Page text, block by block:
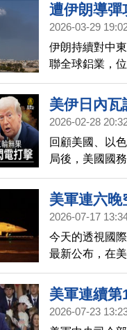
遭伊朗導彈
2026-03-29
伊朗持續對中
聯全球鋁業，
中，遭到嚴重
美伊日內
2026-02-28
回顧美國、以
局後，美國國
留」的國家。
地美國大使館
美軍連六
2026-07-17
今天的透視國
最新公布，在
輪大規模打擊
遭到美軍打擊
功，很快就會看
美軍連續
2026-07-23